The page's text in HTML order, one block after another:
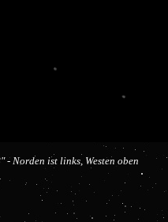
- Norden ist links, Westen oben